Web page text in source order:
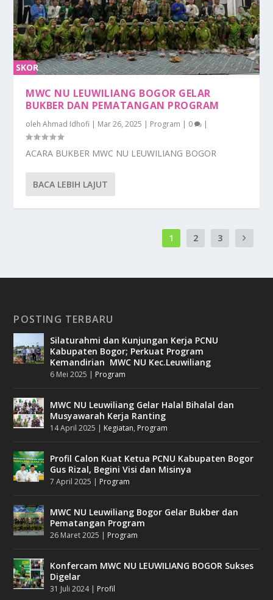
SKOR
MWC NU LEUWILIANG BOGOR GELAR
BUKBER DAN PEMATANGAN PROGRAM
olehAhmad Idhofi | Mar 26, 2025 | Program | 0 |
ACARA BUKBER MWC NU LEUWILIANG BOGOR
BACA LEBIH LAJUT
1 2 3
POSTING TERBARU
Silaturahmi dan Kunjungan Kerja PCNU
Kabupaten Bogor; Perkuat Program
Kemandirian MWC NU Kec.Leuwiliang
6 Mei 2025 | Program
MWC NU Leuwiliang Gelar Halal Bihalal dan
Musyawarah Kerja Ranting
14 April 2025 | Kegiatan, Program
Profil Calon Kuat Ketua PCNU Kabupaten Bogor
Gus Rizal, Begini Visi dan Misinya
7 April 2025 | Program
MWC NU Leuwiliang Bogor Gelar Bukber dan
Pematangan Program
26 Maret 2025 | Program
Konfercam MWC NU LEUWILIANG BOGOR Sukses
Digelar
31 Juli 2024| Profil